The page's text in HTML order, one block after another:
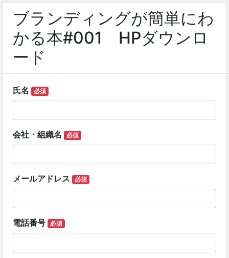
ブランディングが簡単にわ
かる本#001 HPダウンロ
ード
氏名 必須
会社・組織名 必須
メールアドレス 必須
電話番号 必須